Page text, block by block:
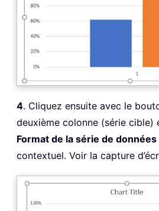
4. Cliquez ensuite avec le
deuxième colonne (série cible)
Format de la série de données
contextuel. Voir la capture